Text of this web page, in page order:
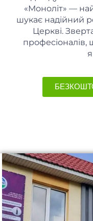
«Моноліт» —
шукає надійний
Церкві.
професіоналів,